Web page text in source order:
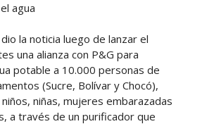
agua
la noticia luego de lanzar el
una alianza con P&G para
potable a 10.000 personas de
(Sucre, Bolívar y Chocó),
niñas, mujeres embarazadas
a través de un purificador que